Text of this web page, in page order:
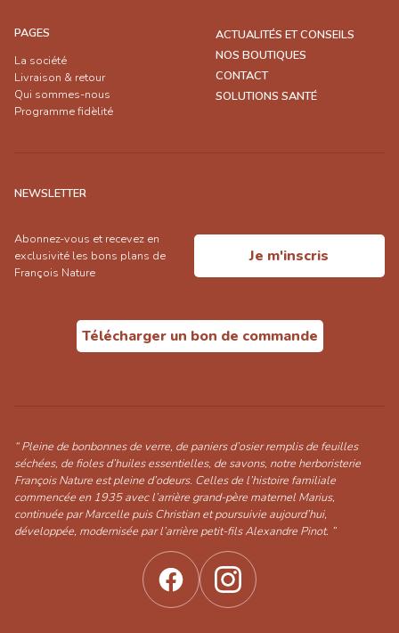
PAGES
La société
Livraison & retour
Qui sommes-nous
Programme fidèlité
ACTUALITÉS ET CONSEILS
NOS BOUTIQUES
CONTACT
SOLUTIONS SANTÉ
NEWSLETTER
Abonnez-vous et recevez en
exclusivité les bons plans de
François Nature
Je m'inscris
Télécharger un bon de commande
“ Pleine de bonbonnes de verre, de paniers d’osier remplis de feuilles
séchées, de fioles d’huiles essentielles, de savons, notre herboristerie
François Nature est pleine d’odeurs. Celles de l’histoire familiale
commencée en 1935 avec l’arrière grand-père maternel Marius,
continuée par Marcelle puis Christian et poursuivie aujourd’hui,
développée, modernisée par l’arrière petit-fils Alexandre Pinot. ”